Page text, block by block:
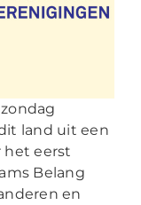
land uit een
het eerst
Belang
en